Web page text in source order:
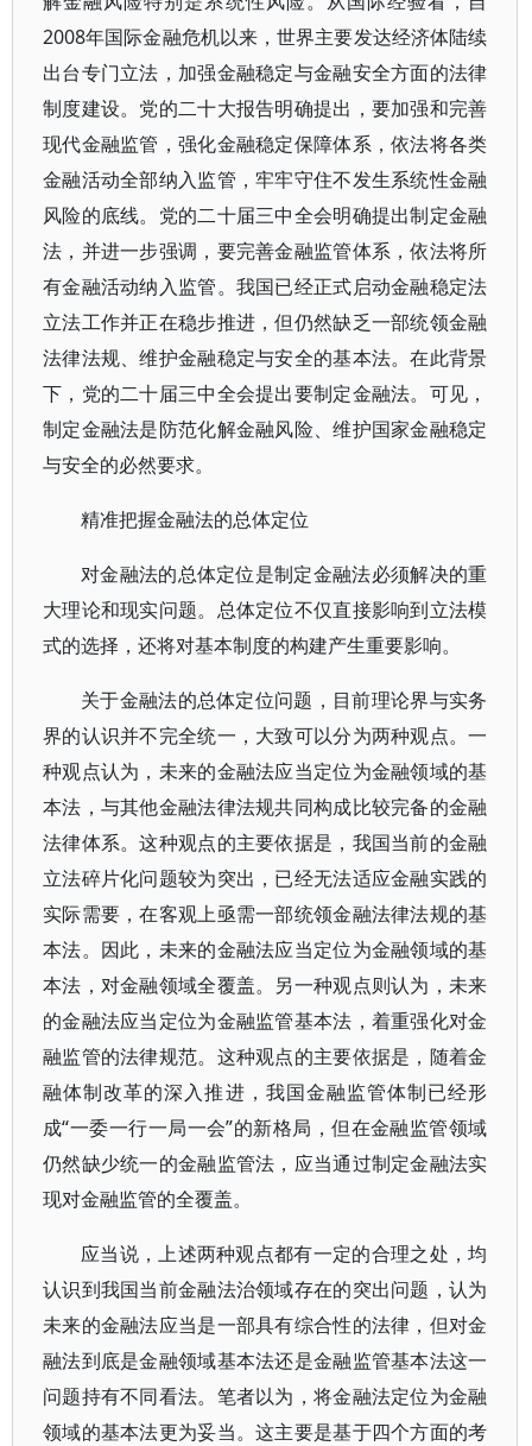
2008年国际金融危机以来，世界主要发达经济体陆续
出台专门立法，加强金融稳定与金融安全方面的法律
制度建设。党的二十大报告明确提出，要加强和完善
现代金融监管，强化金融稳定保障体系，依法将各类
金融活动全部纳入监管，牢牢守住不发生系统性金融
风险的底线。党的二十届三中全会明确提出制定金融
法，并进一步强调，要完善金融监管体系，依法将所
有金融活动纳入监管。我国已经正式启动金融稳定法
立法工作并正在稳步推进，但仍然缺乏一部统领金融
法律法规、维护金融稳定与安全的基本法。在此背景
下，党的二十届三中全会提出要制定金融法。可见，
制定金融法是防范化解金融风险、维护国家金融稳定
与安全的必然要求。
精准把握金融法的总体定位
对金融法的总体定位是制定金融法必须解决的重
大理论和现实问题。总体定位不仅直接影响到立法模
式的选择，还将对基本制度的构建产生重要影响。
关于金融法的总体定位问题，目前理论界与实务
界的认识并不完全统一，大致可以分为两种观点。一
种观点认为，未来的金融法应当定位为金融领域的基
本法，与其他金融法律法规共同构成比较完备的金融
法律体系。这种观点的主要依据是，我国当前的金融
立法碎片化问题较为突出，已经无法适应金融实践的
实际需要，在客观上亟需一部统领金融法律法规的基
本法。因此，未来的金融法应当定位为金融领域的基
本法，对金融领域全覆盖。另一种观点则认为，未来
的金融法应当定位为金融监管基本法，着重强化对金
融监管的法律规范。这种观点的主要依据是，随着金
融体制改革的深入推进，我国金融监管体制已经形
成“一委一行一局一会”的新格局，但在金融监管领域
仍然缺少统一的金融监管法，应当通过制定金融法实
现对金融监管的全覆盖。
应当说，上述两种观点都有一定的合理之处，均
认识到我国当前金融法治领域存在的突出问题，认为
未来的金融法应当是一部具有综合性的法律，但对金
融法到底是金融领域基本法还是金融监管基本法这一
问题持有不同看法。笔者以为，将金融法定位为金融
领域的基本法更为妥当。这主要是基于四个方面的考